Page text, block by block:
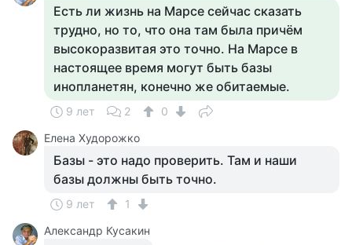
Есть ли жизнь на Марсе сейчас сказать
трудно, но то, что она там была причём
высокоразвитая это точно. На Марсе в
настоящее время могут быть базы
инопланетян, конечно же обитаемые.
9 лет 2
0
Елена Худорожко
Базы - это надо проверить. Там и наши
базы должны быть точно.
9 лет
1
Александр Кусакин